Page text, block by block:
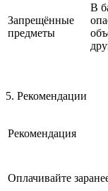
Запрещённые
предметы
В
5. Рекомендации
Рекомендация
Оплачивайте